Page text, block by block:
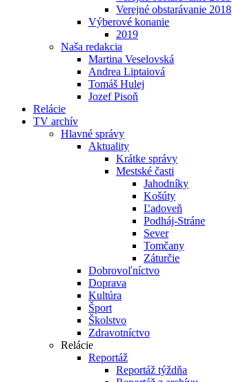
Verejné obstarávanie 2018
Výberové konanie
2019
Naša redakcia
Martina Veselovská
Andrea Liptaiová
Tomáš Hulej
Jozef Pisoň
Relácie
TV archív
Hlavné správy
Aktuality
Krátke správy
Mestské časti
Jahodníky
Košúty
Ľadoveň
Podháj-Stráne
Sever
Tomčany
Záturčie
Dobrovoľníctvo
Doprava
Kultúra
Šport
Školstvo
Zdravotníctvo
Relácie
Reportáž
Reportáž týždňa